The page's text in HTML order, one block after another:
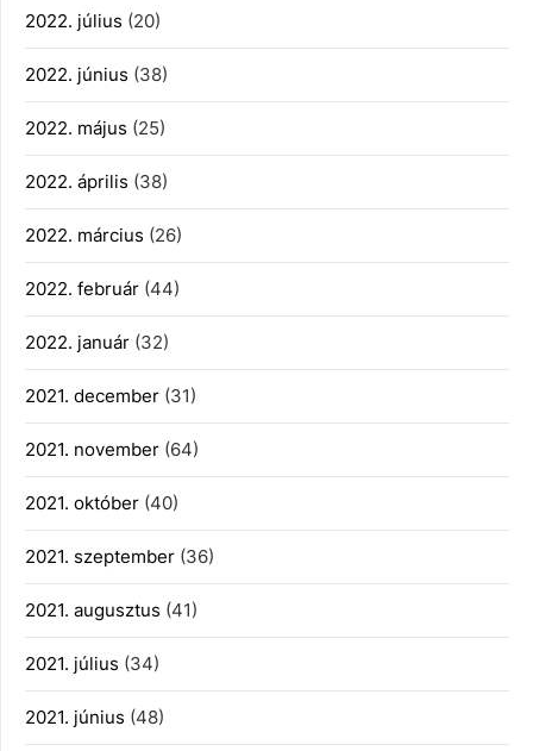
2022. július (20)
2022. június (38)
2022. május (25)
2022. április (38)
2022. március (26)
2022. február (44)
2022. január (32)
2021. december (31)
2021. november (64)
2021. október (40)
2021. szeptember (36)
2021. augusztus (41)
2021. július (34)
2021. június (48)